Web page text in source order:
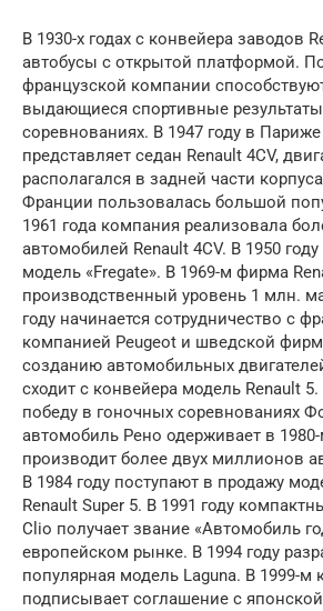
В 1930-х годах с конвейера заводов
автобусы с открытой платформой.
французской компании
выдающиеся спортивные
соревнованиях. В 1947 году в
представляет седан Renault 4CV,
располагался в задней части
Франции пользовалась большой
1961 года компания реализовала
автомобилей Renault 4CV. В 1950
модель «Fregate». В 1969-м фирма
производственный уровень 1 млн.
году начинается сотрудничество с
компанией Peugeot и шведской
созданию автомобильных
сходит с конвейера модель Renault
победу в гоночных соревнованиях
автомобиль Рено одерживает в
производит более двух миллионов
В 1984 году поступают в продажу
Renault Super 5. В 1991 году
Clio получает звание «Автомобиль
европейском рынке. В 1994 году
популярная модель Laguna. В 1999-м
подписывает соглашение с